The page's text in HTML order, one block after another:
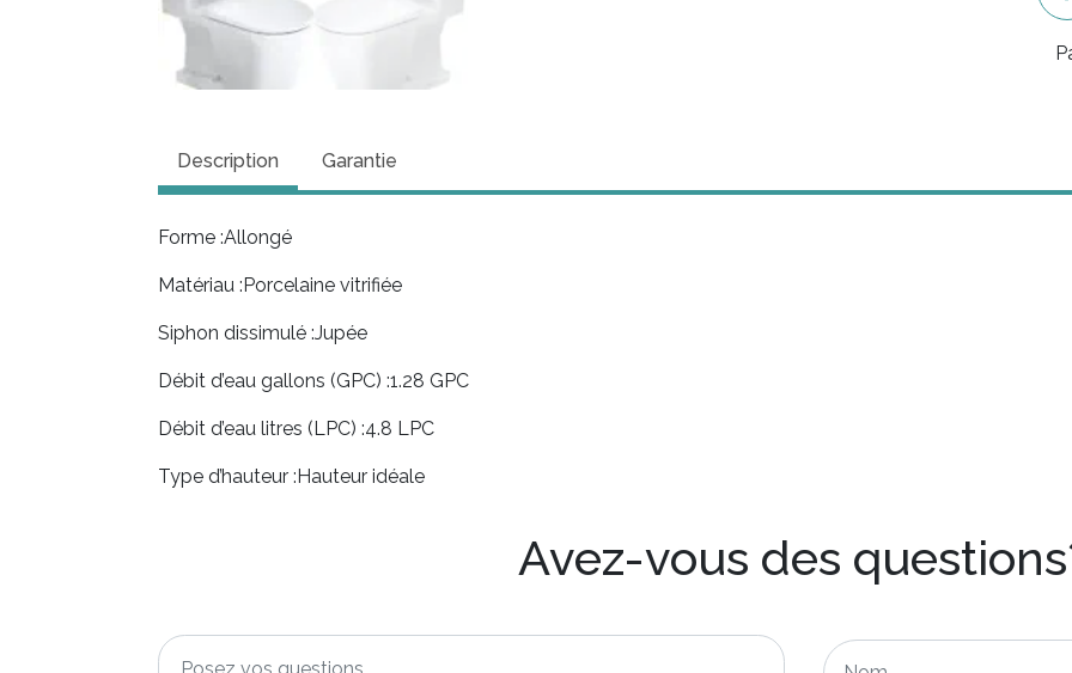
Description Garantie
Forme :Allongé
Matériau :Porcelaine vitrifiée
Siphon dissimulé :Jupée
Débit d’eau gallons (GPC) :1.28 GPC
Débit d’eau litres (LPC) :4.8 LPC
Type d’hauteur :Hauteur idéale
Avez-vous des
Posez
vos
Nom *